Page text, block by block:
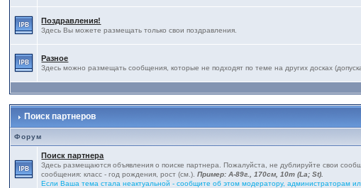
Поздравления!
Здесь Вы можете размещать только свои поздравления.
Разное
Здесь можно размещать сообщения, которые не подходят по теме на других досках
Поиск партнеров
Форум
Поиск партнера
Здесь размещаются объявления о поиске партнера. Пожалуйста, не дублируйте свои
сообщения: класс - год рождения, рост (см.).Пример: А-89г., 170см, 10т (La; St).
Если Ваша тема стала неактуальной - сообщите об этом модератору, администраторам